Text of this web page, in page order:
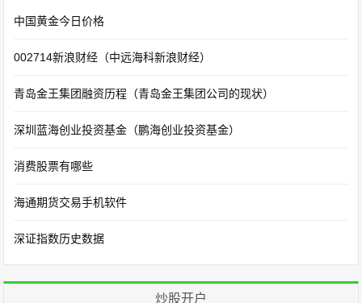
中国黄金今日价格
002714新浪财经（中远海科新浪财经）
青岛金王集团融资历程（青岛金王集团公司的现状）
深圳蓝海创业投资基金（鹏海创业投资基金）
消费股票有哪些
海通期货交易手机软件
深证指数历史数据
炒股开户